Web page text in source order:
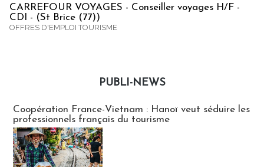
CARREFOUR VOYAGES - Conseiller voyages H/F -
CDI - (St Brice (77))
OFFRES D'EMPLOI TOURISME
PUBLI-NEWS
Coopération France-Vietnam : Hanoï veut séduire les
professionnels français du tourisme